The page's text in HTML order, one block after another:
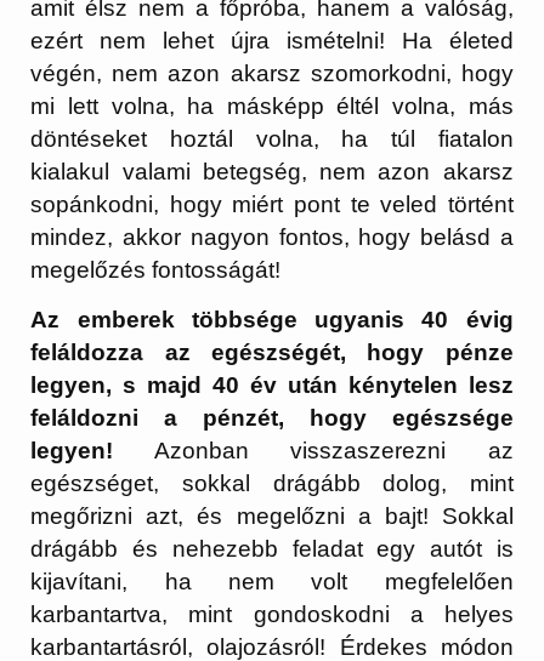
amit élsz nem a főpróba, hanem a valóság,
ezért nem lehet újra ismételni! Ha életed
végén, nem azon akarsz szomorkodni, hogy
mi lett volna, ha másképp éltél volna, más
döntéseket hoztál volna, ha túl fiatalon
kialakul valami betegség, nem azon akarsz
sopánkodni, hogy miért pont te veled történt
mindez, akkor nagyon fontos, hogy belásd a
megelőzés fontosságát!
Az emberek többsége ugyanis 40 évig
feláldozza az egészségét, hogy pénze
legyen, s majd 40 év után kénytelen lesz
feláldozni a pénzét, hogy egészsége
legyen! Azonban visszaszerezni az
egészséget, sokkal drágább dolog, mint
megőrizni azt, és megelőzni a bajt! Sokkal
drágább és nehezebb feladat egy autót is
kijavítani, ha nem volt megfelelően
karbantartva, mint gondoskodni a helyes
karbantartásról, olajozásról! Érdekes módon